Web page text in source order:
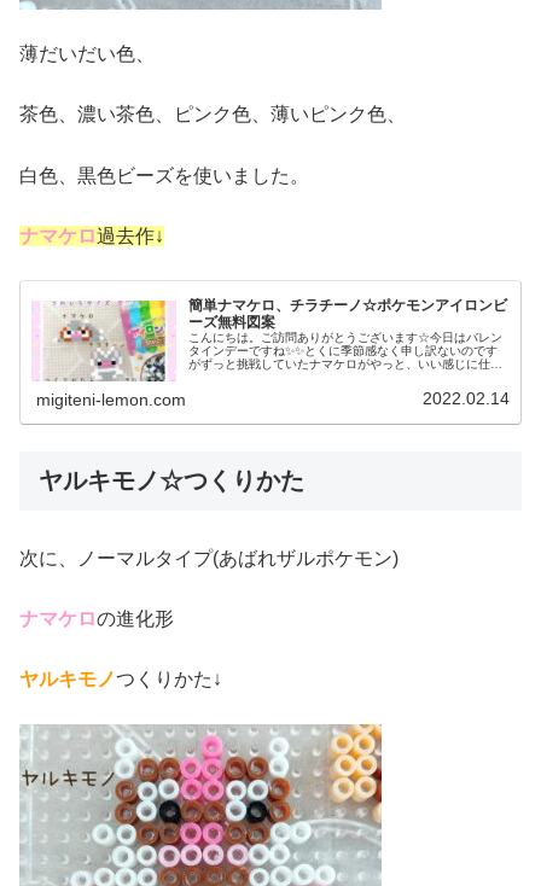
薄だいだい色、
茶色、濃い茶色、ピンク色、薄いピンク色、
白色、黒色ビーズを使いました。
ナマケロ過去作↓
簡単ナマケロ、チラチーノ☆ポケモンアイロンビ
ーズ無料図案
こんにちは。ご訪問ありがとうございます☆今日はバレン
タインデーですね✨✨とくに季節感なく申し訳ないのです
がずっと挑戦していたナマケロがやっと、いい感じに仕上
migiteni-lemon.com 2022.02.14
ヤルキモノ☆つくりかた
次に、ノーマルタイプ(あばれザルポケモン)
ナマケロの進化形
ヤルキモノつくりかた↓